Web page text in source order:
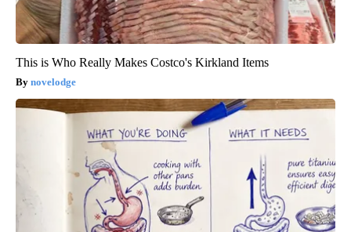
This is Who Really Makes Costco's Kirkland Items
novelodge